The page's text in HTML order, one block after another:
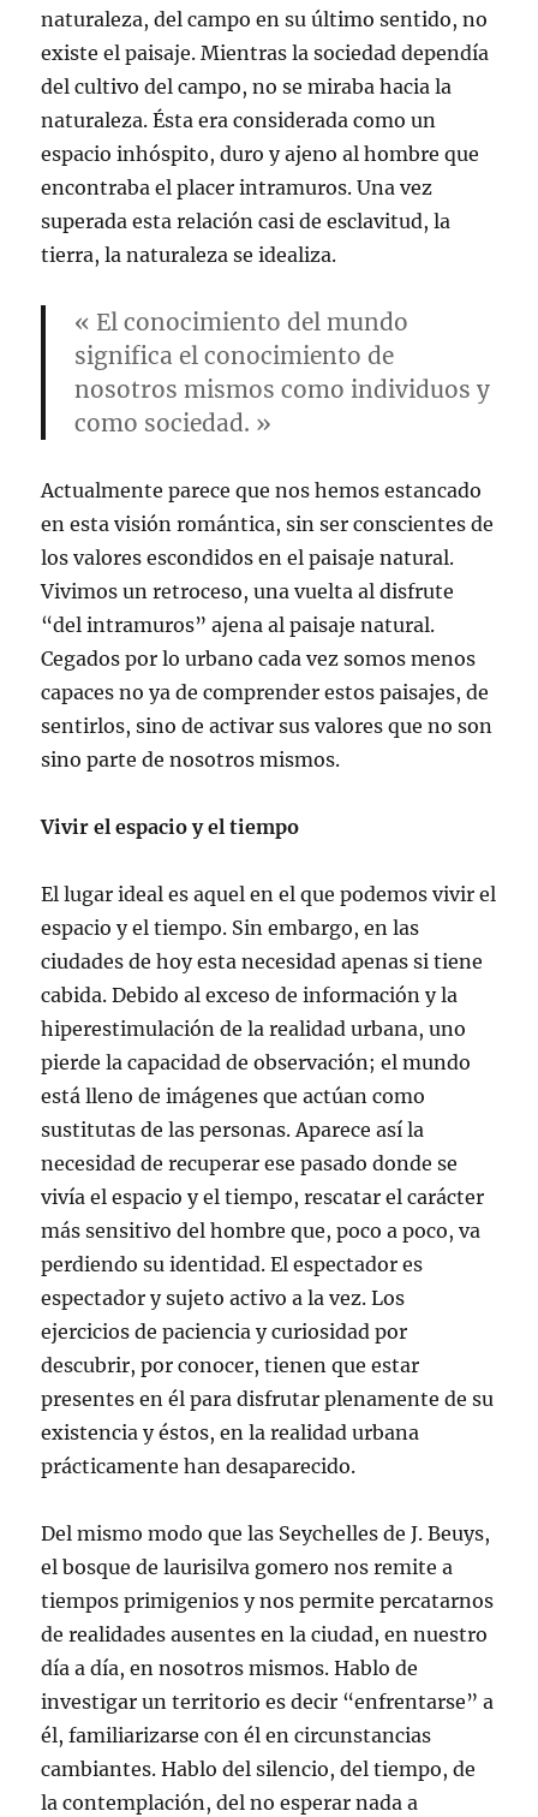
naturaleza, del campo en su último sentido, no
existe el paisaje. Mientras la sociedad dependía
del cultivo del campo, no se miraba hacia la
naturaleza. Ésta era considerada como un
espacio inhóspito, duro y ajeno al hombre que
encontraba el placer intramuros. Una vez
superada esta relación casi de esclavitud, la
tierra, la naturaleza se idealiza.
« El conocimiento del mundo
significa el conocimiento de
nosotros mismos como individuos y
como sociedad. »
Actualmente parece que nos hemos estancado
en esta visión romántica, sin ser conscientes de
los valores escondidos en el paisaje natural.
Vivimos un retroceso, una vuelta al disfrute
“del intramuros” ajena al paisaje natural.
Cegados por lo urbano cada vez somos menos
capaces no ya de comprender estos paisajes, de
sentirlos, sino de activar sus valores que no son
sino parte de nosotros mismos.
Vivir el espacio y el tiempo
El lugar ideal es aquel en el que podemos vivir el
espacio y el tiempo. Sin embargo, en las
ciudades de hoy esta necesidad apenas si tiene
cabida. Debido al exceso de información y la
hiperestimulación de la realidad urbana, uno
pierde la capacidad de observación; el mundo
está lleno de imágenes que actúan como
sustitutas de las personas. Aparece así la
necesidad de recuperar ese pasado donde se
vivía el espacio y el tiempo, rescatar el carácter
más sensitivo del hombre que, poco a poco, va
perdiendo su identidad. El espectador es
espectador y sujeto activo a la vez. Los
ejercicios de paciencia y curiosidad por
descubrir, por conocer, tienen que estar
presentes en él para disfrutar plenamente de su
existencia y éstos, en la realidad urbana
prácticamente han desaparecido.
Del mismo modo que las Seychelles de J. Beuys,
el bosque de laurisilva gomero nos remite a
tiempos primigenios y nos permite percatarnos
de realidades ausentes en la ciudad, en nuestro
día a día, en nosotros mismos. Hablo de
investigar un territorio es decir “enfrentarse” a
él, familiarizarse con él en circunstancias
cambiantes. Hablo del silencio, del tiempo, de
la contemplación, del no esperar nada a